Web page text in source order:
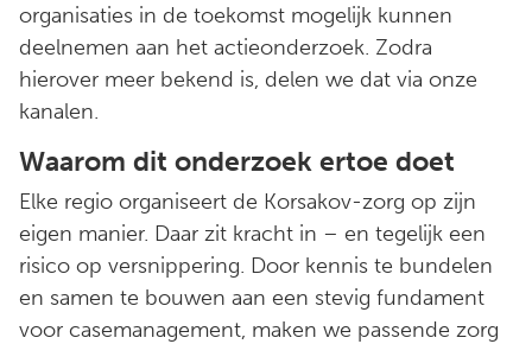
organisaties in de toekomst mogelijk kunnen
deelnemen aan het actieonderzoek. Zodra
hierover meer bekend is, delen we dat via onze
kanalen.
Waarom dit onderzoek ertoe doet
Elke regio organiseert de Korsakov-zorg op zijn
eigen manier. Daar zit kracht in – en tegelijk een
risico op versnippering. Door kennis te bundelen
en samen te bouwen aan een stevig fundament
voor casemanagement, maken we passende zorg